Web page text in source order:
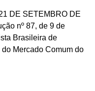
DE SETEMBRO DE
nº 87, de 9 de
Brasileira de
Mercado Comum do